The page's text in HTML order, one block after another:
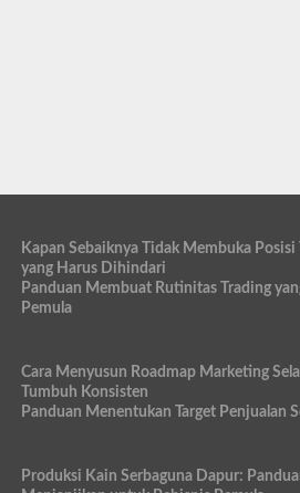
Kapan Sebaiknya Tidak Membuka
yang Harus Dihindari
Panduan Membuat Rutinitas Trading
Pemula
Cara Menyusun Roadmap Marketing
Tumbuh Konsisten
Panduan Menentukan Target Penjualan
Produksi Kain Serbaguna Dapur: